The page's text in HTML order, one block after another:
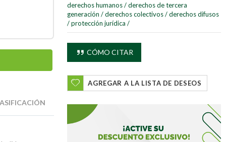
derechos humanos / derechos de tercera
generación / derechos colectivos / derechos difusos
/ protección jurídica /
CÓMO CITAR
AGREGAR A LA LISTA DE DESEOS